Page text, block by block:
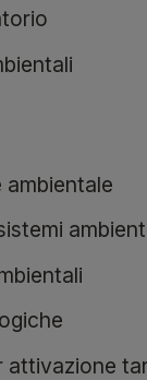
ambientale
attivazione